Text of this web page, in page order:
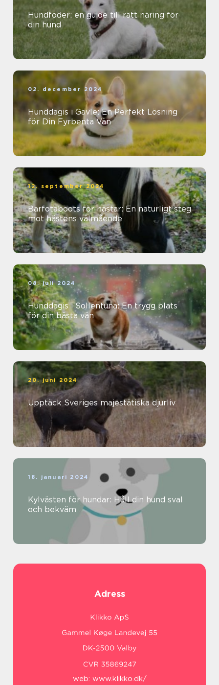
Hundfoder: en guide till rätt näring för
din hund
02. december 2024
Hunddagis i Gävle: En Perfekt Lösning
för Din Fyrbenta Vän
12. september 2024
Barfotaboots för hästar: En naturligt steg
mot hästens välmående
08. juli 2024
Hunddagis i Sollentuna: En trygg plats
för din bästa vän
20. juni 2024
Upptäck Sveriges majestätiska djurliv
18. januari 2024
Kylvästen för hundar: Håll din hund sval
och bekväm
Adress
web: www.klikko.dk/